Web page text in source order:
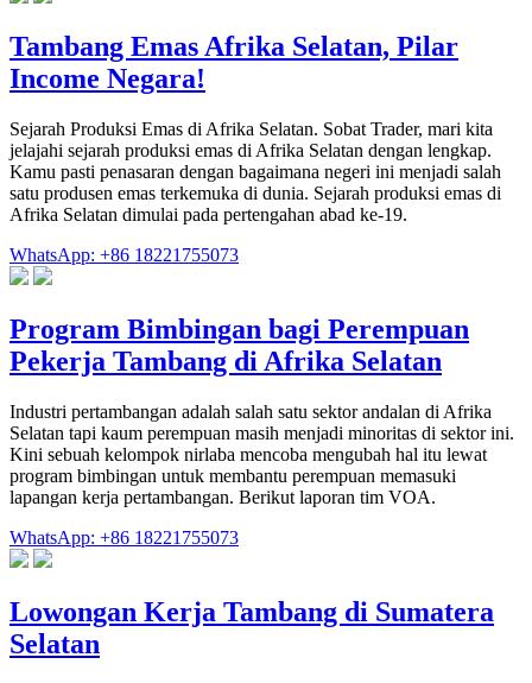
Tambang Emas Afrika Selatan, Pilar
Income Negara!
Sejarah Produksi Emas di Afrika Selatan. Sobat Trader, mari kita
jelajahi sejarah produksi emas di Afrika Selatan dengan lengkap.
Kamu pasti penasaran dengan bagaimana negeri ini menjadi salah
satu produsen emas terkemuka di dunia. Sejarah produksi emas di
Afrika Selatan dimulai pada pertengahan abad ke-19.
WhatsApp: +86 18221755073
Program Bimbingan bagi Perempuan
Pekerja Tambang di Afrika Selatan
Industri pertambangan adalah salah satu sektor andalan di Afrika
Selatan tapi kaum perempuan masih menjadi minoritas di sektor ini.
Kini sebuah kelompok nirlaba mencoba mengubah hal itu lewat
program bimbingan untuk membantu perempuan memasuki
lapangan kerja pertambangan. Berikut laporan tim VOA.
WhatsApp: +86 18221755073
Lowongan Kerja Tambang di Sumatera
Selatan